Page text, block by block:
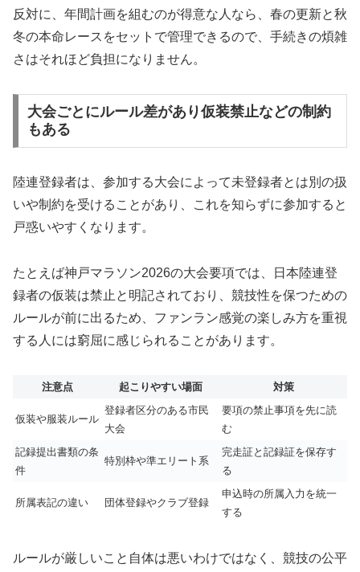
反対に、年間計画を組むのが得意な人なら、春の更新と秋
冬の本命レースをセットで管理できるので、手続きの煩雑
さはそれほど負担になりません。
大会ごとにルール差があり仮装禁止などの制約
もある
陸連登録者は、参加する大会によって未登録者とは別の扱
いや制約を受けることがあり、これを知らずに参加すると
戸惑いやすくなります。
たとえば神戸マラソン2026の大会要項では、日本陸連登
録者の仮装は禁止と明記されており、競技性を保つための
ルールが前に出るため、ファンラン感覚の楽しみ方を重視
する人には窮屈に感じられることがあります。
注意点 起こりやすい場面 対策
仮装や服装ルール
登録者区分のある市民
大会
要項の禁止事項を先に読
む
記録提出書類の条
件
特別枠や準エリート系
完走証と記録証を保存す
る
所属表記の違い 団体登録やクラブ登録
申込時の所属入力を統一
する
ルールが厳しいこと自体は悪いわけではなく、競技の公平